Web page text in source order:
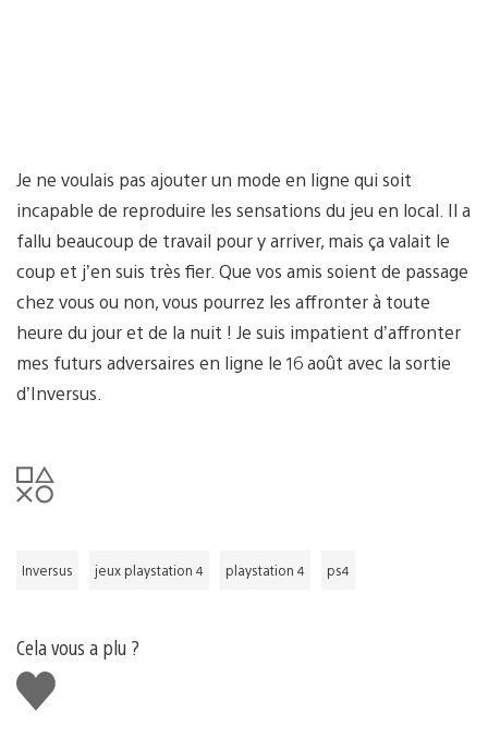
Je ne voulais pas ajouter un mode en ligne qui soit
incapable de reproduire les sensations du jeu en local. Il a
fallu beaucoup de travail pour y arriver, mais ça valait le
coup et j’en suis très fier. Que vos amis soient de passage
chez vous ou non, vous pourrez les affronter à toute
heure du jour et de la nuit ! Je suis impatient d’affronter
mes futurs adversaires en ligne le 16 août avec la sortie
d’Inversus.
Inversus jeux playstation 4 playstation 4 ps4
Cela vous a plu ?
J'aime